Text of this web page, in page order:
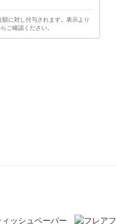
に対し付与されます。表示より
ご確認ください。